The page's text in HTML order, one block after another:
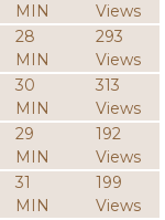
MIN
Views
28
MIN
293
Views
30
MIN
313
Views
29
MIN
192
Views
31
MIN
199
Views